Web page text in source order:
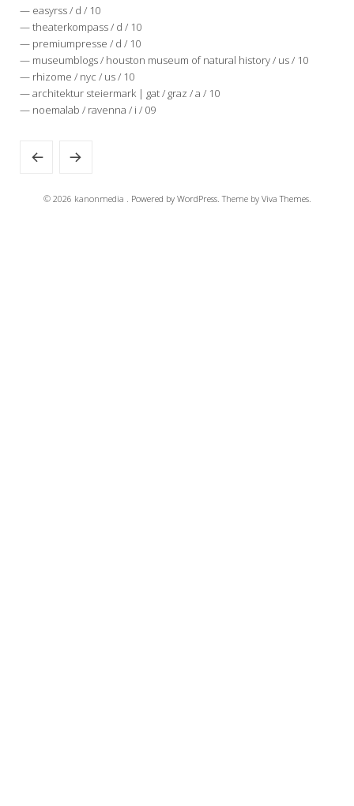
— easyrss / d / 10
— theaterkompass / d / 10
— premiumpresse / d / 10
— museumblogs / houston museum of natural history / us / 10
— rhizome / nyc / us / 10
— architektur steiermark | gat / graz / a / 10
— noemalab / ravenna / i / 09
© 2026 kanonmedia . Powered by WordPress.Theme by Viva Themes.